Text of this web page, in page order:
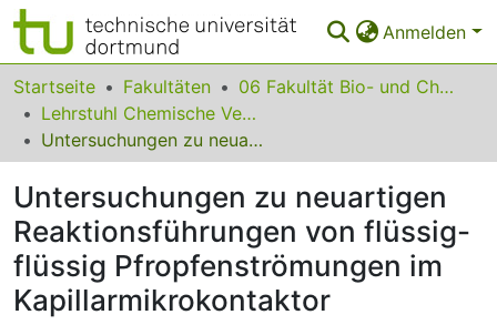
Anmelden
Bereiche & Sammlungen
Das gesamte Repositorium
FAQ
Leitlinien
Zurück zur Startseite
Startseite Fakultäten
06 Fakultät Bio- und Chemieingenieurwesen
Lehrstuhl Chemische Verfahrenstechnik
Untersuchungen zu neuartigen Reaktionsführungen von flüssig-flüssig Pfropfenströmungen im Kapillarmikrokontaktor
Untersuchungen zu neuartigen
Reaktionsführungen von flüssig-
flüssig Pfropfenströmungen im
Kapillarmikrokontaktor